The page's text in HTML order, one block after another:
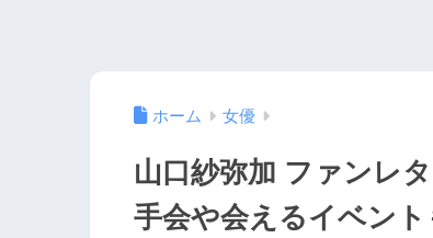
ホーム 女優
山口紗弥加 ファンレ
手会や会えるイベント